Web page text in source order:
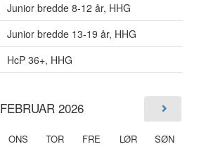
Junior bredde 8-12 år, HHG
Junior bredde 13-19 år, HHG
HcP 36+, HHG
FEBRUAR 2026
ONS TOR FRE LØR SØN